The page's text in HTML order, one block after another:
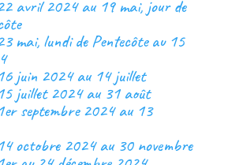
avril 2024 au 19 mai, jour de
mai, lundi de Pentecôte au 15
juin 2024 au 14 juillet
juillet 2024 au 31 août
septembre 2024 au 13
octobre 2024 au 30 novembre